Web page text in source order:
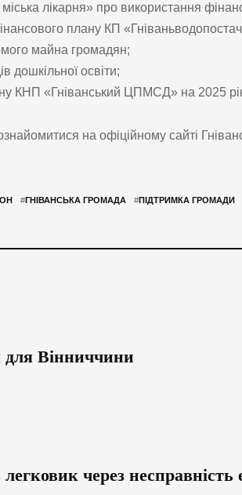
лікарня» про використання
плану КП
майна громадян;
дошкільної освіти;
КНП «Гніванський ЦПМСД» на 2025
на офіційному сайті
#ГНІВАНСЬКА ГРОМАДА #ПІДТРИМКА ГРОМАДИ
для Вінниччини
через несправність